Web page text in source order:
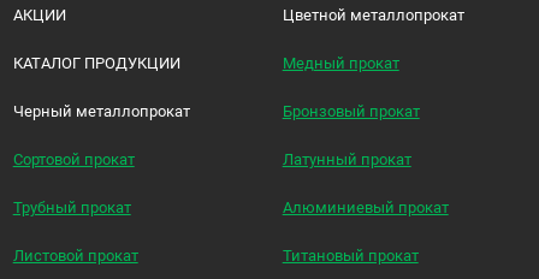
АКЦИИ
КАТАЛОГ ПРОДУКЦИИ
Черный металлопрокат
Сортовой прокат
Трубный прокат
Листовой прокат
Цветной металлопрокат
Медный прокат
Бронзовый прокат
Латунный прокат
Алюминиевый прокат
Титановый прокат